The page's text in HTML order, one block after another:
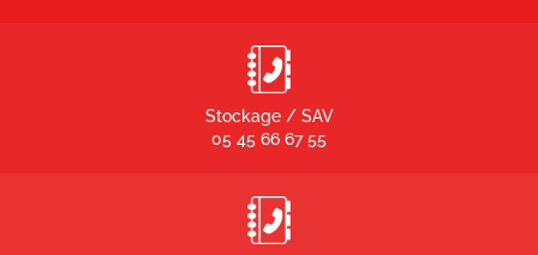
Stockage / SAV
05 45 66 67 55